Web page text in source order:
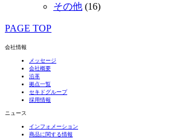
その他 (16)
PAGE TOP
会社情報
メッセージ
会社概要
沿革
拠点一覧
セキドグループ
採用情報
ニュース
インフォメーション
商品に関する情報